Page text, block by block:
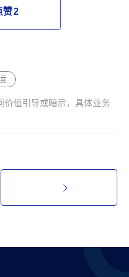
赞2
价值引导或暗示，具体业务